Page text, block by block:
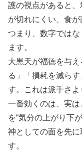
護の視点があると
が切れにくい、食が
つまり、数字では
ます。
大黒天が福徳を与
る」「損耗を減ら
す。これは派手さ
一番効くのは、実
を“気分の上がり下
神としての面を先
す。